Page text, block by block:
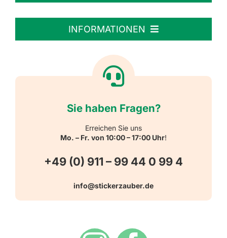
Personalisierte Aufkleber
Reflektierende Aufkleber
Warn-, Gebots-, Verbots- und
Hinweisaufkleber
INFORMATIONEN
Versandarten
Sie haben Fragen?
Erreichen Sie uns
Mo. – Fr. von 10:00 – 17:00 Uhr!
+49 (0) 911 – 99 44 0 99 4
info@stickerzauber.de